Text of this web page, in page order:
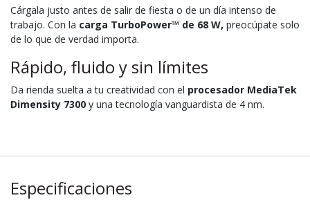
Cárgala justo antes de salir de fiesta o de un día intenso de
trabajo. Con la carga TurboPower™ de 68 W, preocúpate solo
de lo que de verdad importa.
Rápido, fluido y sin límites
Da rienda suelta a tu creatividad con el procesador MediaTek
Dimensity 7300 y una tecnología vanguardista de 4 nm.
Especificaciones